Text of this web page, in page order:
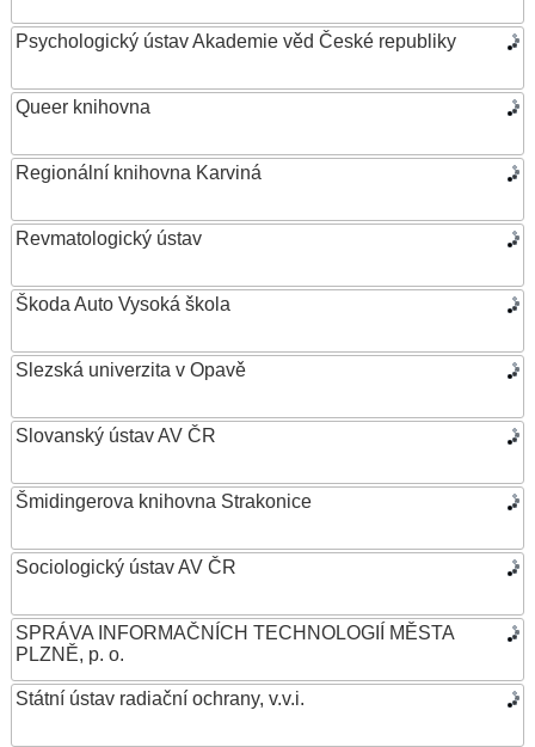
Psychologický ústav Akademie věd České republiky
Queer knihovna
Regionální knihovna Karviná
Revmatologický ústav
Škoda Auto Vysoká škola
Slezská univerzita v Opavě
Slovanský ústav AV ČR
Šmidingerova knihovna Strakonice
Sociologický ústav AV ČR
SPRÁVA INFORMAČNÍCH TECHNOLOGIÍ MĚSTA
PLZNĚ, p. o.
Státní ústav radiační ochrany, v.v.i.